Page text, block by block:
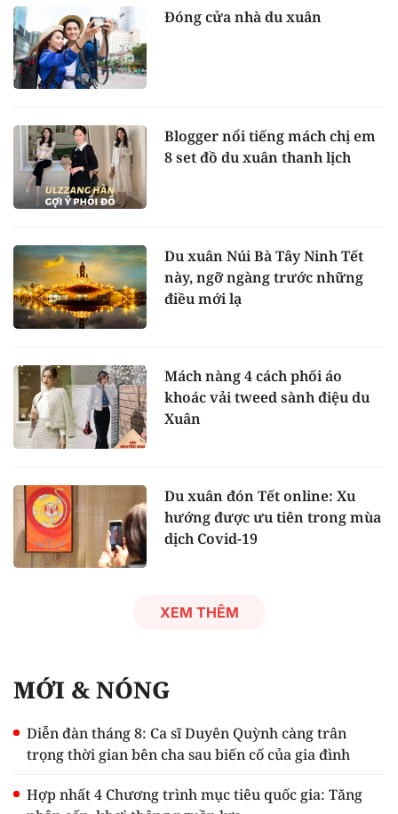
Đóng cửa nhà du xuân
Blogger nổi tiếng mách chị em
8 set đồ du xuân thanh lịch
Du xuân Núi Bà Tây Ninh Tết
này, ngỡ ngàng trước những
điều mới lạ
Mách nàng 4 cách phối áo
khoác vải tweed sành điệu du
Xuân
Du xuân đón Tết online: Xu
hướng được ưu tiên trong mùa
dịch Covid-19
XEM THÊM
MỚI & NÓNG
Diễn đàn tháng 8: Ca sĩ Duyên Quỳnh càng trân
trọng thời gian bên cha sau biến cố của gia đình
Hợp nhất 4 Chương trình mục tiêu quốc gia: Tăng